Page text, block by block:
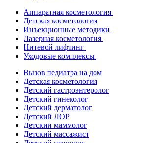
Аппаратная косметология
Детская косметология
Инъекционные методики
Лазерная косметология
Нитевой лифтинг
Уходовые комплексы
Вызов педиатра на дом
Детская косметология
Детский гастроэнтеролог
Детский гинеколог
Детский дерматолог
Детский ЛОР
Детский маммолог
Детский массажист